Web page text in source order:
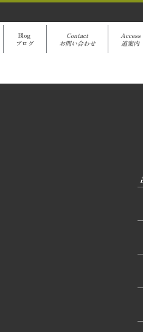
Blog
ブログ
Contact
お問い合わせ
Access
道案内